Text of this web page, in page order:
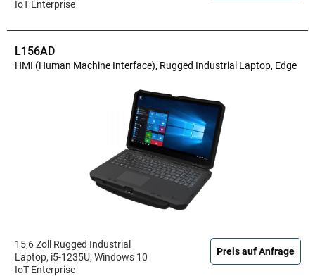
IoT Enterprise
L156AD
HMI (Human Machine Interface), Rugged Industrial Laptop, Edge
15,6 Zoll Rugged Industrial
Laptop, i5-1235U, Windows 10
IoT Enterprise
Preis auf Anfrage